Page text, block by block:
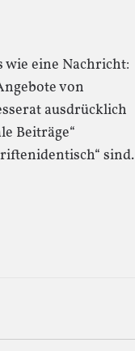
wie eine Nachricht:
von
ausdrücklich
Beiträge“
sind.